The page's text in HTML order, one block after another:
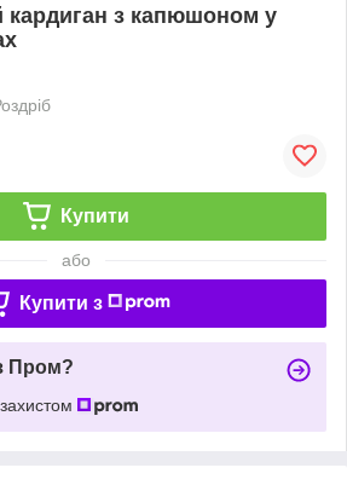
кардиган з капюшоном у
Купити
або
Купити з
Пром?